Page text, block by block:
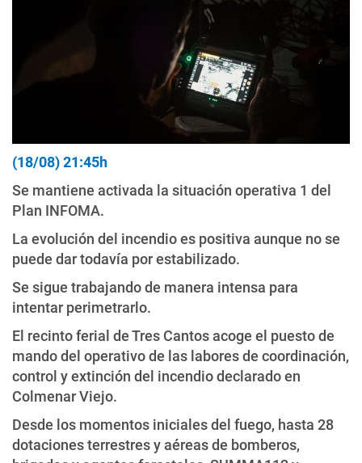
(18/08) 21:45h
Se mantiene activada la situación operativa 1 del
Plan INFOMA.
La evolución del incendio es positiva aunque no se
puede dar todavía por estabilizado.
Se sigue trabajando de manera intensa para
intentar perimetrarlo.
El recinto ferial de Tres Cantos acoge el puesto de
mando del operativo de las labores de coordinación,
control y extinción del incendio declarado en
Colmenar Viejo.
Desde los momentos iniciales del fuego, hasta 28
dotaciones terrestres y aéreas de bomberos,